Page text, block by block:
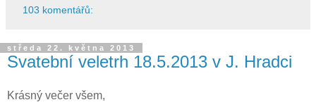
103 komentářů:
středa 22. května 2013
Svatební veletrh 18.5.2013 v J. Hradci
Krásný večer všem,